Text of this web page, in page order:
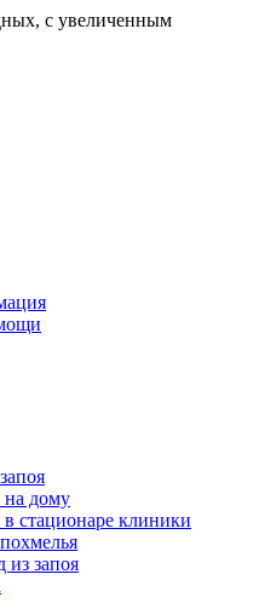
с увеличенным
на дому
стационаре клиники
запоя